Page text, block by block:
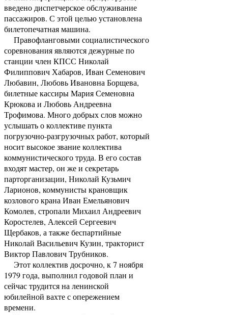
введено диспетчерское обслуживание
пассажиров. С этой целью установлена
билетопечатная машина.
Правофланговыми социалистического
соревнования являются дежурные по
станции член КПСС Николай
Филиппович Хабаров, Иван Семенович
Любавин, Любовь Ивановна Борщева,
билетные кассиры Мария Семеновна
Крюкова и Любовь Андреевна
Трофимова. Много добрых слов можно
услышать о коллективе пункта
погрузочно-разгрузочных работ, который
носит высокое звание коллектива
коммунистического труда. В его состав
входят мастер, он же и секретарь
парторганизации, Николай Кузьмич
Ларионов, коммунисты крановщик
козлового крана Иван Емельянович
Комолев, стропали Михаил Андреевич
Коростелев, Алексей Сергеевич
Щербаков, а также беспартийные
Николай Васильевич Кузин, тракторист
Виктор Павлович Трубников.
Этот коллектив досрочно, к 7 ноября
1979 года, выполнил годовой план и
сейчас трудится на ленинской
юбилейной вахте с опережением
времени.